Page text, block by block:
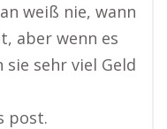
weiß nie, wann
aber wenn es
sehr viel Geld
post.